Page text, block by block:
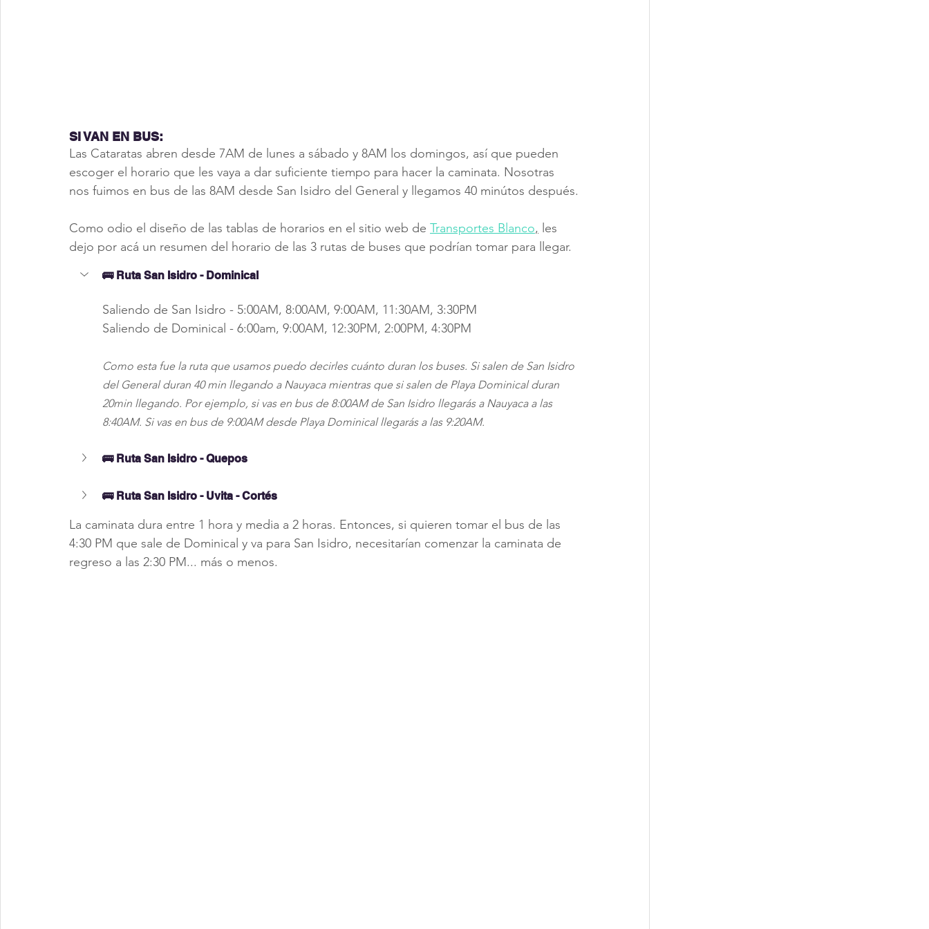
SI VAN EN BUS:
Las Cataratas abren desde 7AM de lunes a sábado y 8AM los domingos, así que pueden
escoger el horario que les vaya a dar suficiente tiempo para hacer la caminata. Nosotras
nos fuimos en bus de las 8AM desde San Isidro del General y llegamos 40 minútos después.
Como odio el diseño de las tablas de horarios en el sitio web de Transportes Blanco, les
dejo por acá un resumen del horario de las 3 rutas de buses que podrían tomar para llegar.
🚌 Ruta San Isidro - Dominical
Saliendo de San Isidro - 5:00AM, 8:00AM, 9:00AM, 11:30AM, 3:30PM
Saliendo de Dominical - 6:00am, 9:00AM, 12:30PM, 2:00PM, 4:30PM
Como esta fue la ruta que usamos puedo decirles cuánto duran los buses. Si salen de San Isidro
del General duran 40 min llegando a Nauyaca mientras que si salen de Playa Dominical duran
20min llegando. Por ejemplo, si vas en bus de 8:00AM de San Isidro llegarás a Nauyaca a las
8:40AM. Si vas en bus de 9:00AM desde Playa Dominical llegarás a las 9:20AM.
🚌 Ruta San Isidro - Quepos
🚌 Ruta San Isidro - Uvita - Cortés
La caminata dura entre 1 hora y media a 2 horas. Entonces, si quieren tomar el bus de las
4:30 PM que sale de Dominical y va para San Isidro, necesitarían comenzar la caminata de
regreso a las 2:30 PM... más o menos.